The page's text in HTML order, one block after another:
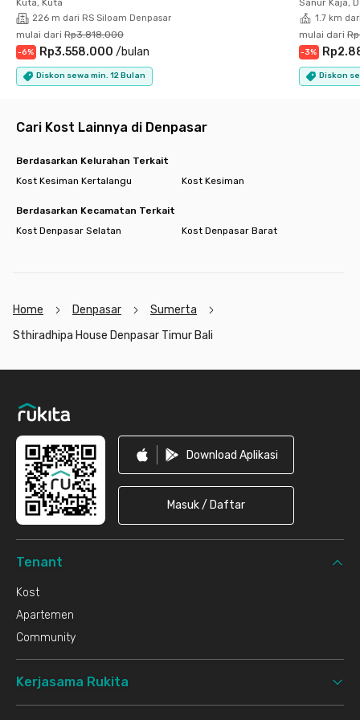
mulai dari kamar berfurnitur lengkap, AC, Wi-Fi, kamar mandi
dalam yang menjamin privasimu, hingga area parkir jika kamu
membawa kendaraan pribadi. Jangan terlalu banyak
pertimbangan, yuk, booking kamarmu sekarang juga!
Cari kost lain di Bali.
226 m dari RS Siloam Denpasar
mulai dari Rp3.818.000
-6% Rp3.558.000 /bulan
Diskon sewa min. 12 Bulan
1.7 km
mulai dari
-3%
Diskon
Cari Kost Lainnya di Denpasar
Berdasarkan Kelurahan Terkait
Kost Kesiman Kertalangu
Kost Kesiman
Berdasarkan Kecamatan Terkait
Kost Denpasar Selatan
Kost Denpasar Barat
Home Denpasar
Sumerta
Sthiradhipa House Denpasar Timur Bali
Download Aplikasi
Masuk / Daftar
Tenant
Kost
Apartemen
Community
Kerjasama Rukita